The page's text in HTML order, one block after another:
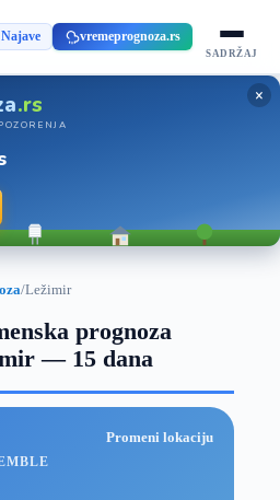
Najave vremeprognoza.rs
SADRŽAJ
.rs ×
/Ležimir
prognoza
— 15 dana
Promeni lokaciju